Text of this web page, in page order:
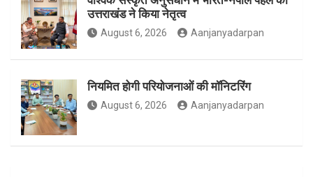
m
उत्तराखंड ने किया नेतृत्व
August 6, 2026 Aanjanyadarpan
नियमित होगी परियोजनाओं की मॉनिटरिंग
August 6, 2026 Aanjanyadarpan